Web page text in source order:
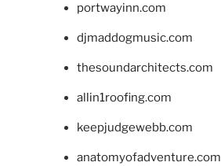
portwayinn.com
djmaddogmusic.com
thesoundarchitects.com
allin1roofing.com
keepjudgewebb.com
anatomyofadventure.com